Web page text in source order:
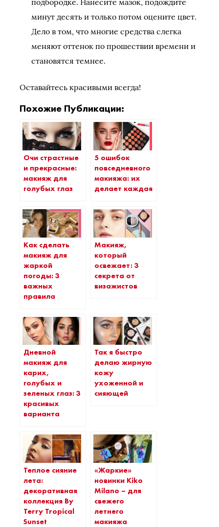
подбородке. Нанесите мазок, подождите
минут десять и только потом оцените цвет.
Дело в том, что многие средства слегка
меняют оттенок по прошествии времени и
становятся темнее.
Оставайтесь красивыми всегда!
Похожие Публикации:
Очи страстные
и прекрасные:
макияж для
голубых глаз
5 ошибок
повседневного
макияжа: их
делает каждая
Как сделать
макияж для
жаркой
погоды: 3
важных
правила
Макияж,
который
освежает: 3
секрета от
визажистов
Дневной
макияж для
карих,
голубых и
зеленых глаз: 3
красивых
варианта
Так я быстро
делаю жирную
кожу
ухоженной и
сияющей
Теплое сияние
лета:
декоративная
коллекция By
Terry Tropical
Sunset
«Жаркие»
новинки Kiko
Milano – для
свежего
летнего
макияжа